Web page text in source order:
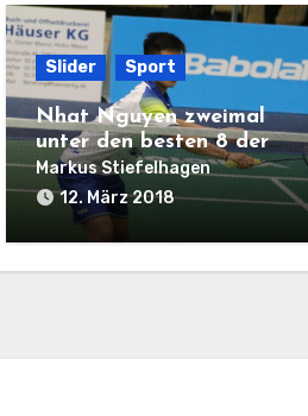
Slider Sport
Nhat Nguyen zweimal
unter den besten 8 der
Welt
Markus Stiefelhagen
12. März 2018